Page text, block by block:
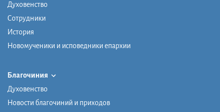
Духовенство
Сотрудники
История
Новомученики и исповедники епархии
Благочиния
Духовенство
Новости благочиний и приходов